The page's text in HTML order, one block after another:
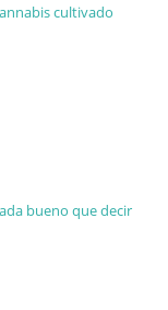
cultivado
bueno que decir